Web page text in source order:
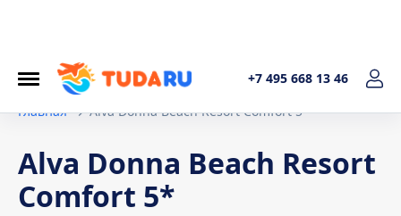
+7 495 668 13 46
Главная
Alva Donna Beach Resort Comfort 5*
Alva Donna Beach Resort
Comfort 5*